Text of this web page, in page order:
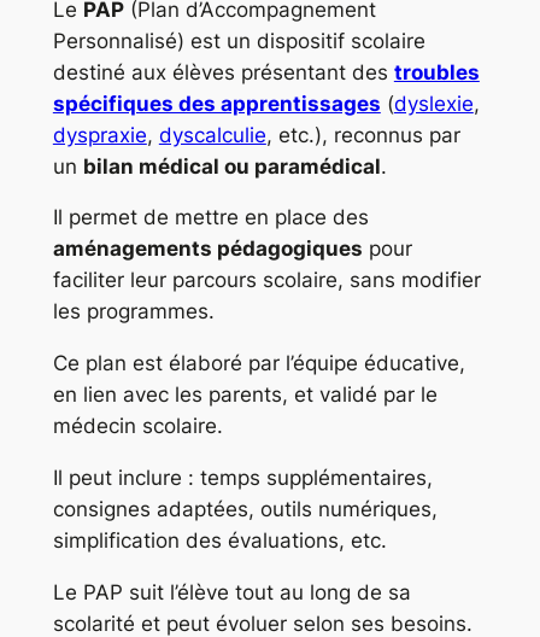
Le PAP(Plan d’Accompagnement
Personnalisé) est un dispositif scolaire
destiné aux élèves présentant des troubles
spécifiques des apprentissages (dyslexie,
dyspraxie, dyscalculie, etc.), reconnus par
un bilan médical ou paramédical.
Il permet de mettre en place des
aménagements pédagogiques pour
faciliter leur parcours scolaire, sans modifier
les programmes.
Ce plan est élaboré par l’équipe éducative,
en lien avec les parents, et validé par le
médecin scolaire.
Il peut inclure : temps supplémentaires,
consignes adaptées, outils numériques,
simplification des évaluations, etc.
Le PAP suit l’élève tout au long de sa
scolarité et peut évoluer selon ses besoins.